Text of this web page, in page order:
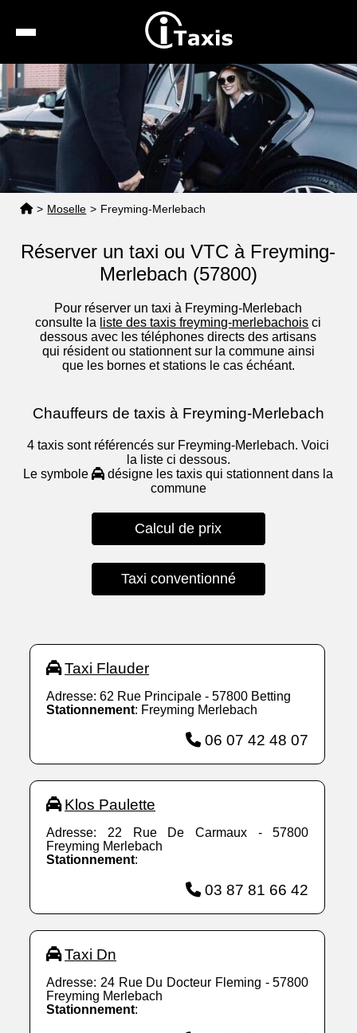
Recherche
Calcul de tarif
Taxis conventionnés
Espace pro
> Moselle > Freyming-Merlebach
Réserver un taxi ou VTC à Freyming-
Merlebach (57800)
Pour réserver un taxi à Freyming-Merlebach
consulte la liste des taxis freyming-merlebachois ci
dessous avec les téléphones directs des artisans
qui résident ou stationnent sur la commune ainsi
que les bornes et stations le cas échéant.
Chauffeurs de taxis à Freyming-Merlebach
4 taxis sont référencés sur Freyming-Merlebach. Voici
la liste ci dessous.
Le symbole
désigne les taxis qui stationnent dans la
commune
Calcul de prix
Taxi conventionné
Taxi Flauder
Adresse: 62 Rue Principale - 57800 Betting
Stationnement: Freyming Merlebach
06 07 42 48 07
Klos Paulette
Adresse: 22 Rue De Carmaux - 57800
Freyming Merlebach
Stationnement:
03 87 81 66 42
Taxi Dn
Adresse: 24 Rue Du Docteur Fleming - 57800
Freyming Merlebach
Stationnement: